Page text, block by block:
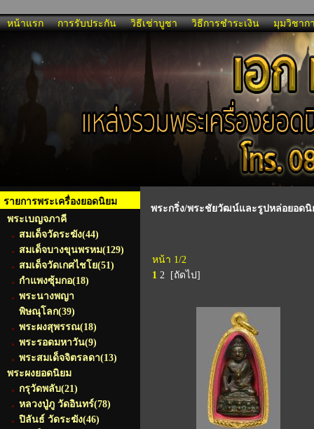
หน้าแรก การรับประกัน วิธีเช่าบูชา วิธีการชำระเงิน มุมวิชาก
รายการพระเครื่องยอดนิยม
พระเบญจภาคี
สมเด็จวัดระฆัง(44)
สมเด็จบางขุนพรหม(129)
สมเด็จวัดเกศไชโย(51)
กำแพงซุ้มกอ(18)
พระนางพญา
พิษณุโลก(39)
พระผงสุพรรณ(18)
พระรอดมหาวัน(9)
พระสมเด็จจิตรลดา(13)
พระผงยอดนิยม
กรุวัดพลับ(21)
หลวงปู่ภู วัดอินทร์(78)
ปิลันธ์ วัดระฆัง(46)
พระกริ่ง/พระชัยวัฒน์และรูปหล่อยอดนิ
หน้า 1/2
1 2 [ถัดไป]